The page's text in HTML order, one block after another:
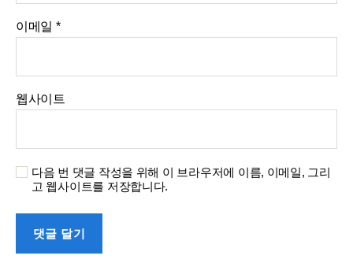
이메일 *
웹사이트
다음 번 댓글 작성을 위해 이 브라우저에 이름, 이메일, 그리
고 웹사이트를 저장합니다.